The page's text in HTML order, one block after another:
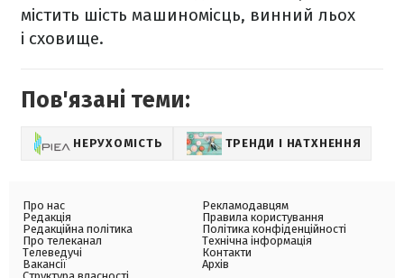
містить шість машиномісць, винний льох
і сховище.
Пов'язані теми:
НЕРУХОМІСТЬ ТРЕНДИ І НАТХНЕННЯ
Про нас
Редакція
Редакційна політика
Про телеканал
Телеведучі
Вакансії
Структура власності
Рекламодавцям
Правила користування
Політика конфіденційності
Технічна інформація
Контакти
Архів